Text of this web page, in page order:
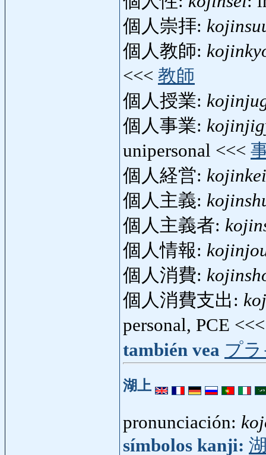
個人崇拝:
個人教師:
<<< 教師
個人授業:
個人事業:
unipersonal <<<
個人経営:
個人主義:
個人主義者:
個人情報:
個人消費:
個人消費支出:
personal, PCE
también vea プ
湖上
pronunciación:
símbolos kanji: